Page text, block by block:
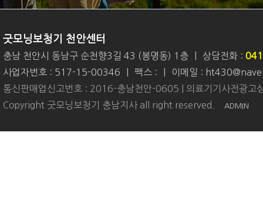
굿모닝보청기 천안센터
충남 천안시 동남구 순천향3길 43 (봉명동) 1층 상담전화 :
사업자번호 : 517-15-00346
팩스 :
이메일 :
통신판매업신고번호 : 2016-충남천안-0605 | 의료기기사전광고
Copyright 굿모닝보청기 충남지사 all right reserved.
ADMIN